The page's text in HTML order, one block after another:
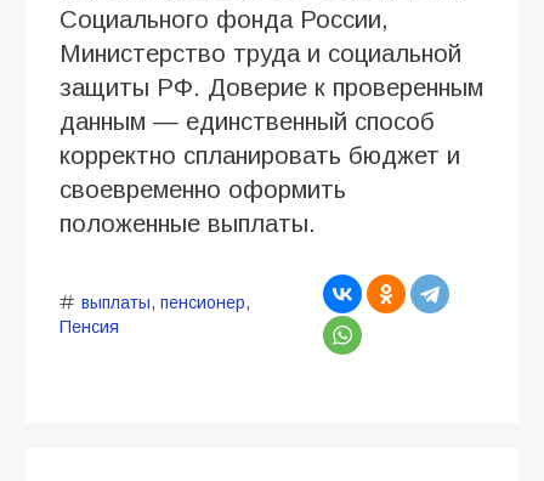
Социального фонда России,
Министерство труда и социальной
защиты РФ. Доверие к проверенным
данным — единственный способ
корректно спланировать бюджет и
своевременно оформить
положенные выплаты.
выплаты, пенсионер,
Пенсия